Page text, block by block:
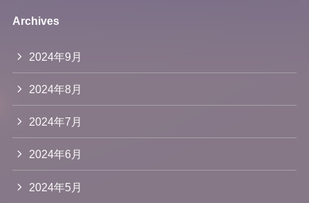
Archives
2024年9月
2024年8月
2024年7月
2024年6月
2024年5月